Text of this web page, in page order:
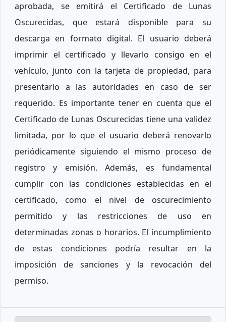
aprobada, se emitirá el Certificado de Lunas
Oscurecidas, que estará disponible para su
descarga en formato digital. El usuario deberá
imprimir el certificado y llevarlo consigo en el
vehículo, junto con la tarjeta de propiedad, para
presentarlo a las autoridades en caso de ser
requerido. Es importante tener en cuenta que el
Certificado de Lunas Oscurecidas tiene una validez
limitada, por lo que el usuario deberá renovarlo
periódicamente siguiendo el mismo proceso de
registro y emisión. Además, es fundamental
cumplir con las condiciones establecidas en el
certificado, como el nivel de oscurecimiento
permitido y las restricciones de uso en
determinadas zonas o horarios. El incumplimiento
de estas condiciones podría resultar en la
imposición de sanciones y la revocación del
permiso.